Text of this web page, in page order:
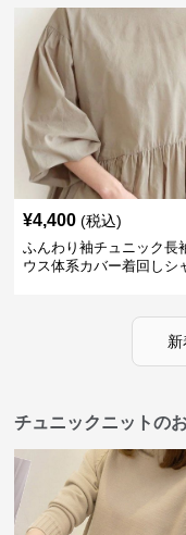
¥4,400 (税込)
ふんわり袖チュニック長
ウス体系カバー着回しシ
チュニックニットの